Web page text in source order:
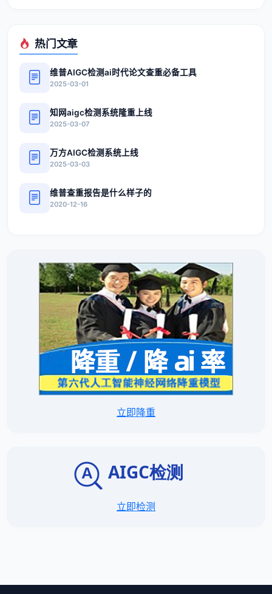
热门文章
维普AIGC检测ai时代论文查重必备工具
2025-03-01
知网aigc检测系统隆重上线
2025-03-07
万方AIGC检测系统上线
2025-03-03
维普查重报告是什么样子的
2020-12-16
立即降重
立即检测